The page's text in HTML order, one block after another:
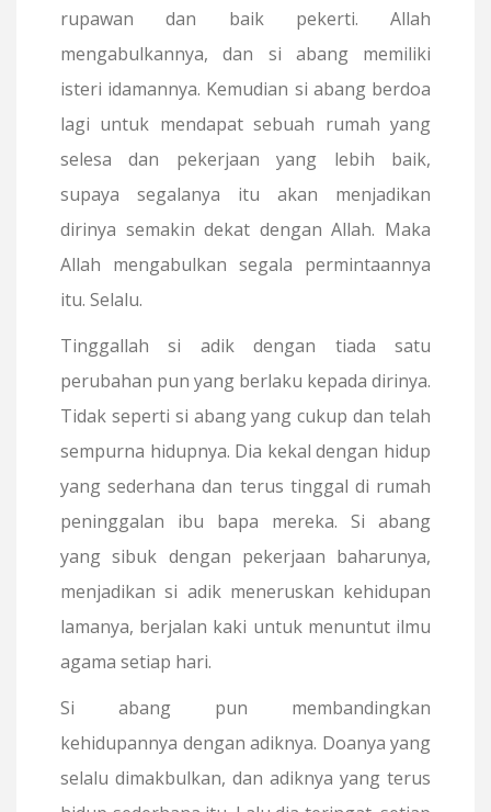
rupawan dan baik pekerti. Allah
mengabulkannya, dan si abang memiliki
isteri idamannya. Kemudian si abang berdoa
lagi untuk mendapat sebuah rumah yang
selesa dan pekerjaan yang lebih baik,
supaya segalanya itu akan menjadikan
dirinya semakin dekat dengan Allah. Maka
Allah mengabulkan segala permintaannya
itu. Selalu.
Tinggallah si adik dengan tiada satu
perubahan pun yang berlaku kepada dirinya.
Tidak seperti si abang yang cukup dan telah
sempurna hidupnya. Dia kekal dengan hidup
yang sederhana dan terus tinggal di rumah
peninggalan ibu bapa mereka. Si abang
yang sibuk dengan pekerjaan baharunya,
menjadikan si adik meneruskan kehidupan
lamanya, berjalan kaki untuk menuntut ilmu
agama setiap hari.
Si abang pun membandingkan
kehidupannya dengan adiknya. Doanya yang
selalu dimakbulkan, dan adiknya yang terus